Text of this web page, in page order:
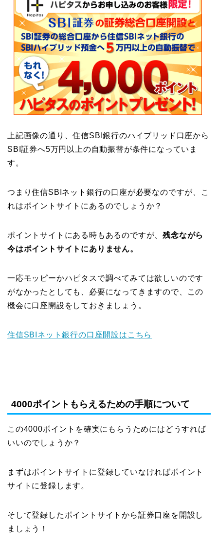
上記画像の通り、住信SBI銀行のハイブリッド口座から
SBI証券へ5万円以上の自動振替が条件になっていま
す。
つまり住信SBIネット銀行の口座が必要なのですが、こ
れはポイントサイトにあるのでしょうか？
ポイントサイトにある時もあるのですが、残念ながら
今はポイントサイトにありません。
一応モッピーかハピタスで調べてみては欲しいのです
がなかったとしても、必要になってきますので、この
機会に口座開設をしておきましょう。
住信SBIネット銀行の口座開設はこちら
4000ポイントもらえるための手順について
この4000ポイントを確実にもらうためにはどうすれば
いいのでしょうか？
まずはポイントサイトに登録していなければポイント
サイトに登録します。
そして登録したポイントサイトから証券口座を開設し
ましょう！